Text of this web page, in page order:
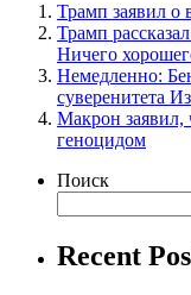
Трамп заявил
Трамп
Ничего
Немедленно:
суверенитета
Макрон заявил,
геноцидом
Поиск
Recent